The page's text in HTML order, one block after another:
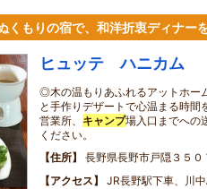
くもりの宿で、和洋折衷ディナー
ヒュッテ ハニカム
◎木の温もりあふれるアットホー
と手作りデザートで心温まる時間
営業所、 キャンプ場入口までへの
ください。
住所
長野県長野市戸隠３５０
アクセス
JR長野駅下車、川